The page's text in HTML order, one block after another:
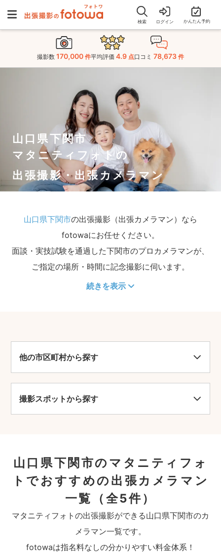
検索 ログイン かんたん予約
撮影数 170,000 件平均評価 4.9 点口コミ 78,673 件
山口県下関市
マタニティフォトの
出張撮影・出張カメラマン
山口県下関市の出張撮影（出張カメラマン）なら
fotowaにお任せください。
面談・実技試験を通過した下関市のプロカメラマンが、
ご指定の場所・時間に記念撮影に伺います。
続きを表示
他の市区町村から探す
撮影スポットから探す
山口県下関市のマタニティフォ
トでおすすめの出張カメラマン
一覧
（全5件）
マタニティフォトの出張撮影ができる山口県下関市のカ
メラマン一覧です。
fotowaは指名料なしの分かりやすい料金体系！